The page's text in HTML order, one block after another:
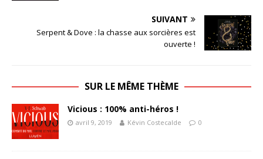
SUIVANT
Serpent & Dove : la chasse aux sorcières est
ouverte !
SUR LE MÊME THÈME
Vicious : 100% anti-héros !
avril 9, 2019 Kévin Costecalde 0